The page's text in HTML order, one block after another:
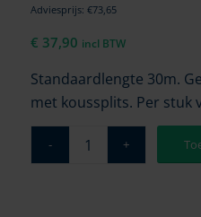
Adviesprijs: €73,65
€ 37,90 incl BTW
Standaardlengte 30m.
met koussplits. Per stuk